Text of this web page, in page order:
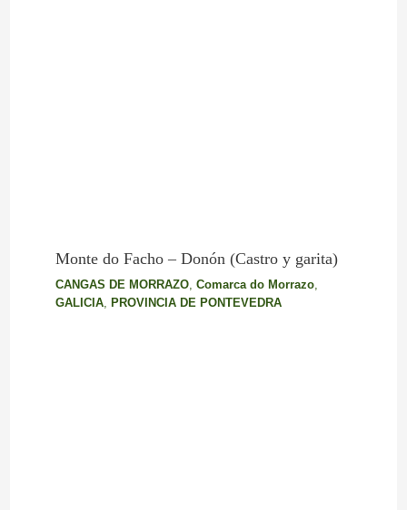
Monte do Facho – Donón (Castro y garita)
CANGAS DE MORRAZO, Comarca do Morrazo,
GALICIA, PROVINCIA DE PONTEVEDRA